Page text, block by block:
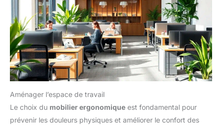
Aménager l’espace de travail
Le choix du mobilier ergonomique est fondamental pour
prévenir les douleurs physiques et améliorer le confort des